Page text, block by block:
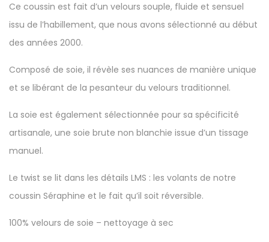
Ce coussin est fait d’un velours souple, fluide et sensuel
issu de l’habillement, que nous avons sélectionné au début
des années 2000.
Composé de soie, il révèle ses nuances de manière unique
et se libérant de la pesanteur du velours traditionnel.
La soie est également sélectionnée pour sa spécificité
artisanale, une soie brute non blanchie issue d’un tissage
manuel.
Le twist se lit dans les détails LMS : les volants de notre
coussin Séraphine et le fait qu’il soit réversible.
100% velours de soie – nettoyage à sec